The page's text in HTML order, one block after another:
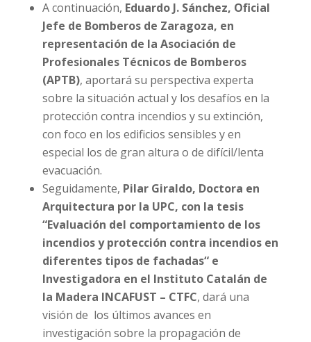
A continuación, Eduardo J. Sánchez, Oficial
Jefe de Bomberos de Zaragoza, en
representación de la Asociación de
Profesionales Técnicos de Bomberos
(APTB), aportará su perspectiva experta
sobre la situación actual y los desafíos en la
protección contra incendios y su extinción,
con foco en los edificios sensibles y en
especial los de gran altura o de difícil/lenta
evacuación.
Seguidamente, Pilar Giraldo, Doctora en
Arquitectura por la UPC, con la tesis
“Evaluación del comportamiento de los
incendios y protección contra incendios en
diferentes tipos de fachadas“ e
Investigadora en el Instituto Catalán de
la Madera INCAFUST – CTFC, dará una
visión de los últimos avances en
investigación sobre la propagación de